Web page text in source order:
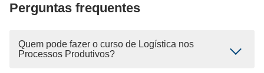
Perguntas frequentes
Quem pode fazer o curso de Logística nos
Processos Produtivos?